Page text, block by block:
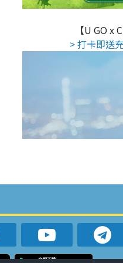
【U GO x
> 打卡即送